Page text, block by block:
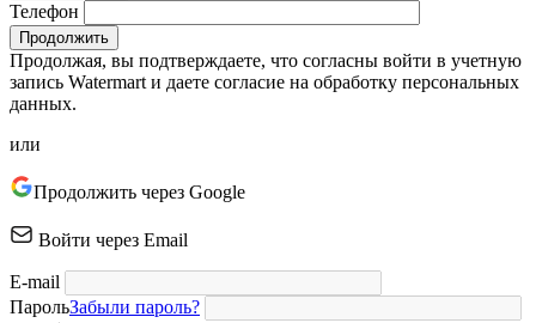
Телефон
Продолжить
Продолжая, вы подтверждаете, что согласны войти в учетную
запись Watermart и даете согласие на обработку персональных
данных.
или
Продолжить через Google
Войти через Email
E-mail
ПарольЗабыли пароль?